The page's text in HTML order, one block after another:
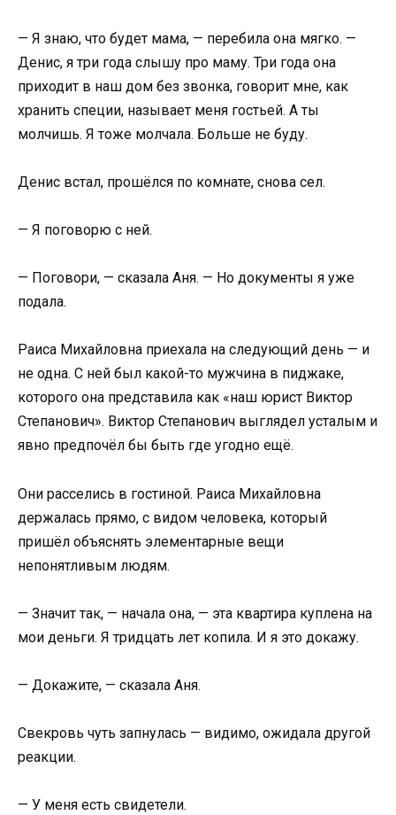
— Я знаю, что будет мама, — перебила она мягко. —
Денис, я три года слышу про маму. Три года она
приходит в наш дом без звонка, говорит мне, как
хранить специи, называет меня гостьей. А ты
молчишь. Я тоже молчала. Больше не буду.
Денис встал, прошёлся по комнате, снова сел.
— Я поговорю с ней.
— Поговори, — сказала Аня. — Но документы я уже
подала.
Раиса Михайловна приехала на следующий день — и
не одна. С ней был какой-то мужчина в пиджаке,
которого она представила как «наш юрист Виктор
Степанович». Виктор Степанович выглядел усталым и
явно предпочёл бы быть где угодно ещё.
Они расселись в гостиной. Раиса Михайловна
держалась прямо, с видом человека, который
пришёл объяснять элементарные вещи
непонятливым людям.
— Значит так, — начала она, — эта квартира куплена на
мои деньги. Я тридцать лет копила. И я это докажу.
— Докажите, — сказала Аня.
Свекровь чуть запнулась — видимо, ожидала другой
реакции.
— У меня есть свидетели.